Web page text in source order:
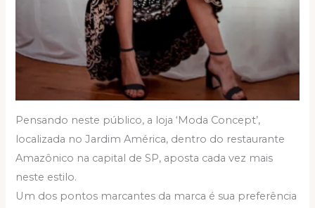
Pensando neste público, a loja ‘Moda Concept’,
localizada no Jardim América, dentro do restaurante
Amazônico na capital de SP, aposta cada vez mais
neste estilo.
Um dos pontos marcantes da marca é sua preferência